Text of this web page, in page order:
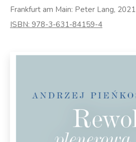
Frankfurt am Main: Peter Lang, 2021
ISBN: 978-3-631-84159-4